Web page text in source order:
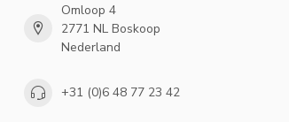
Omloop 4
2771 NL Boskoop
Nederland
+31 (0)6 48 77 23 42